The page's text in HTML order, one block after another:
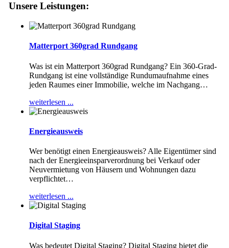
Unsere Leistungen:
Matterport 360grad Rundgang
Was ist ein Matterport 360grad Rundgang? Ein 360-Grad-
Rundgang ist eine vollständige Rundumaufnahme eines
jeden Raumes einer Immobilie, welche im Nachgang…
weiterlesen ...
Energieausweis
Wer benötigt einen Energieausweis? Alle Eigentümer sind
nach der Energieeinsparverordnung bei Verkauf oder
Neuvermietung von Häusern und Wohnungen dazu
verpflichtet…
weiterlesen ...
Digital Staging
Was bedeutet Digital Staging? Digital Staging bietet die